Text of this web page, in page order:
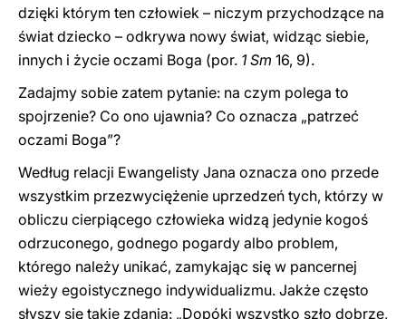
dzięki którym ten człowiek – niczym przychodzące na
świat dziecko – odkrywa nowy świat, widząc siebie,
innych i życie oczami Boga (por. 1 Sm 16, 9).
Zadajmy sobie zatem pytanie: na czym polega to
spojrzenie? Co ono ujawnia? Co oznacza „patrzeć
oczami Boga”?
Według relacji Ewangelisty Jana oznacza ono przede
wszystkim przezwyciężenie uprzedzeń tych, którzy w
obliczu cierpiącego człowieka widzą jedynie kogoś
odrzuconego, godnego pogardy albo problem,
którego należy unikać, zamykając się w pancernej
wieży egoistycznego indywidualizmu. Jakże często
słyszy się takie zdania: „Dopóki wszystko szło dobrze,